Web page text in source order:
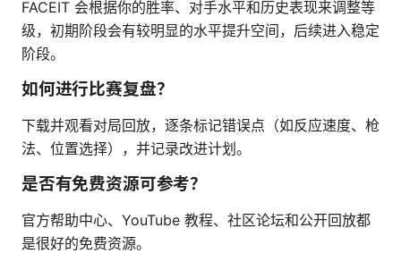
FACEIT 会根据你的胜率、对手水平和历史表现来调整等
级，初期阶段会有较明显的水平提升空间，后续进入稳定
阶段。
如何进行比赛复盘？
下载并观看对局回放，逐条标记错误点（如反应速度、枪
法、位置选择），并记录改进计划。
是否有免费资源可参考？
官方帮助中心、YouTube 教程、社区论坛和公开回放都
是很好的免费资源。